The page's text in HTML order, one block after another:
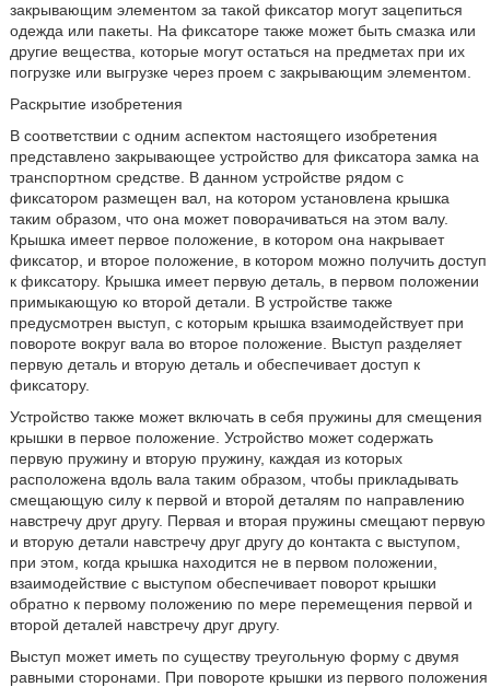
закрывающим элементом за такой фиксатор могут зацепиться
одежда или пакеты. На фиксаторе также может быть смазка или
другие вещества, которые могут остаться на предметах при их
погрузке или выгрузке через проем с закрывающим элементом.
Раскрытие изобретения
В соответствии с одним аспектом настоящего изобретения
представлено закрывающее устройство для фиксатора замка на
транспортном средстве. В данном устройстве рядом с
фиксатором размещен вал, на котором установлена крышка
таким образом, что она может поворачиваться на этом валу.
Крышка имеет первое положение, в котором она накрывает
фиксатор, и второе положение, в котором можно получить доступ
к фиксатору. Крышка имеет первую деталь, в первом положении
примыкающую ко второй детали. В устройстве также
предусмотрен выступ, с которым крышка взаимодействует при
повороте вокруг вала во второе положение. Выступ разделяет
первую деталь и вторую деталь и обеспечивает доступ к
фиксатору.
Устройство также может включать в себя пружины для смещения
крышки в первое положение. Устройство может содержать
первую пружину и вторую пружину, каждая из которых
расположена вдоль вала таким образом, чтобы прикладывать
смещающую силу к первой и второй деталям по направлению
навстречу друг другу. Первая и вторая пружины смещают первую
и вторую детали навстречу друг другу до контакта с выступом,
при этом, когда крышка находится не в первом положении,
взаимодействие с выступом обеспечивает поворот крышки
обратно к первому положению по мере перемещения первой и
второй деталей навстречу друг другу.
Выступ может иметь по существу треугольную форму с двумя
равными сторонами. При повороте крышки из первого положения